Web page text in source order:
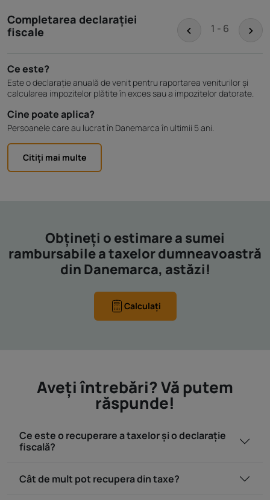
Completarea declarației
fiscale
< 1 - 6 >
Ce este?
Este o declarație anuală de venit pentru raportarea veniturilor și
calcularea impozitelor plătite în exces sau a impozitelor datorate.
Cine poate aplica?
Persoanele care au lucrat în Danemarca în ultimii 5 ani.
Citiți mai multe
Obțineți o estimare a sumei
rambursabile a taxelor dumneavoastră
din Danemarca, astăzi!
Calculați
Aveţi întrebări? Vă putem
răspunde!
Ce este o recuperare a taxelor și o declarație
fiscală?
Cât de mult pot recupera din taxe?